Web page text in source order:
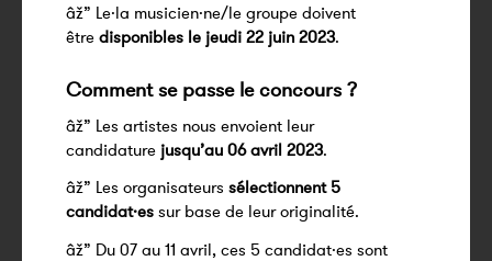
âž” Le·la musicien·ne/le groupe doivent
être disponibles le jeudi 22 juin 2023.
Comment se passe le concours ?
âž” Les artistes nous envoient leur
candidature jusqu’au 06 avril 2023.
âž” Les organisateurs sélectionnent 5
candidat·es sur base de leur originalité.
âž” Du 07 au 11 avril, ces 5 candidat·es sont